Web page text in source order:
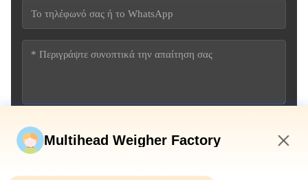
Multihead Weigher Factory